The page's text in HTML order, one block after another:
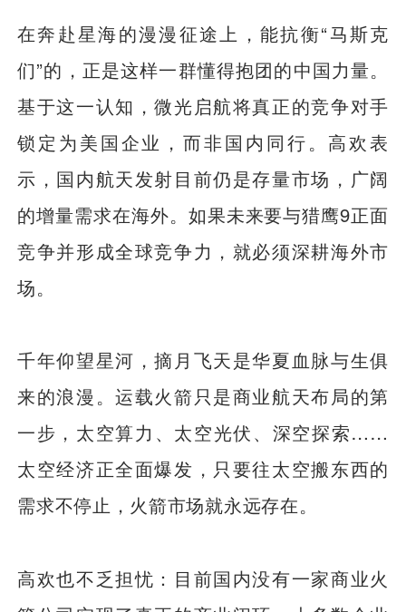
在奔赴星海的漫漫征途上，能抗衡“马斯克
们”的，正是这样一群懂得抱团的中国力量。
基于这一认知，微光启航将真正的竞争对手
锁定为美国企业，而非国内同行。高欢表
示，国内航天发射目前仍是存量市场，广阔
的增量需求在海外。如果未来要与猎鹰9正面
竞争并形成全球竞争力，就必须深耕海外市
场。
千年仰望星河，摘月飞天是华夏血脉与生俱
来的浪漫。运载火箭只是商业航天布局的第
一步，太空算力、太空光伏、深空探索……
太空经济正全面爆发，只要往太空搬东西的
需求不停止，火箭市场就永远存在。
高欢也不乏担忧：目前国内没有一家商业火